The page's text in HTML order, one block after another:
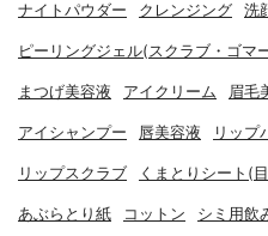
ナイトパウダー クレンジング 洗
ピーリングジェル(スクラブ・ゴマ
まつげ美容液 アイクリーム 眉毛
アイシャンプー 唇美容液 リップ
リップスクラブ くまとりシート(
あぶらとり紙 コットン シミ用飲